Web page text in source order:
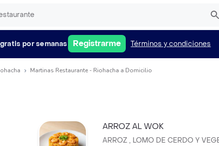
por semanas Registrarme Términos y condiciones
Martinas Restaurante - Riohacha a Domicilio
ARROZ AL WOK
ARROZ , LOMO DE CERDO Y